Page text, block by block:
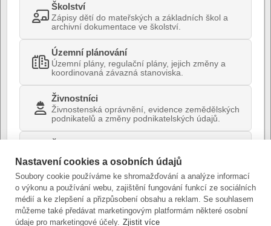
Školství
Zápisy dětí do mateřských a základních škol a
archivní dokumentace ve školství.
Územní plánování
Územní plány, regulační plány, jejich změny a
koordinovaná závazná stanoviska.
Živnostníci
Živnostenská oprávnění, evidence zemědělských
podnikatelů a změny podnikatelských údajů.
Ochrana přírody, kácení dřevin, vodní
hospodářství, ovzduší, odpady a environmentální
stanoviska.
Nastavení cookies a osobních údajů
Soubory cookie používáme ke shromažďování a analýze informací
o výkonu a používání webu, zajištění fungování funkcí ze sociálních
médií a ke zlepšení a přizpůsobení obsahu a reklam. Se souhlasem
můžeme také předávat marketingovým platformám některé osobní
údaje pro marketingové účely. Zjistit více